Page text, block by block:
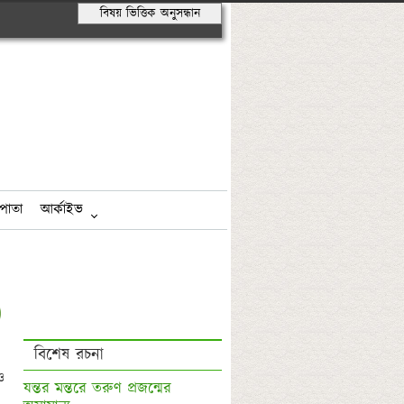
বিষয় ভিত্তিক অনুসন্ধান
আর্কাইভ
বিশেষ রচনা
যন্তর মন্তরে তরুণ প্রজন্মের